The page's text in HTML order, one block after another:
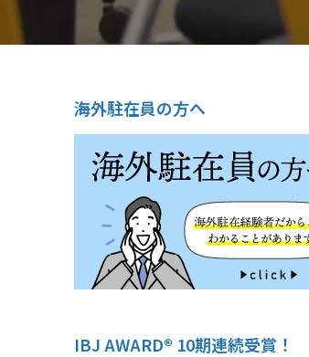
海外駐在員の方へ
IBJ AWARD® 10期連続受賞！